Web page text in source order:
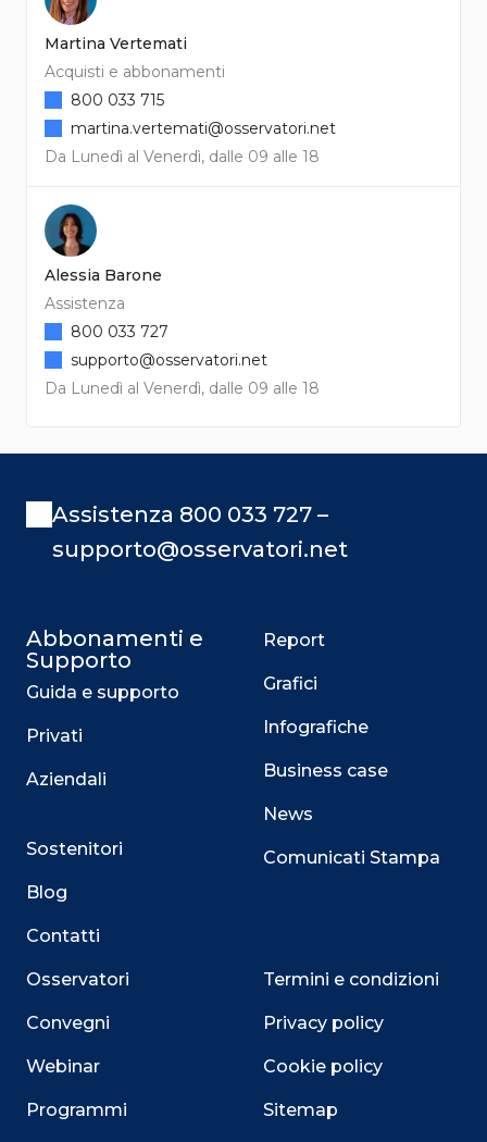
Martina Vertemati
Acquisti e abbonamenti
Da Lunedì al Venerdì, dalle 09 alle 18
800 033 715
martina.vertemati@osservatori.net
Alessia Barone
Assistenza
Da Lunedì al Venerdì, dalle 09 alle 18
800 033 727
supporto@osservatori.net
Assistenza 800 033 727 –
supporto@osservatori.net
Abbonamenti e
Supporto
Guida e supporto
Privati
Aziendali
Sostenitori
Blog
Contatti
Osservatori
Convegni
Webinar
Programmi
Report
Grafici
Infografiche
Business case
News
Comunicati Stampa
Termini e condizioni
Privacy policy
Cookie policy
Sitemap